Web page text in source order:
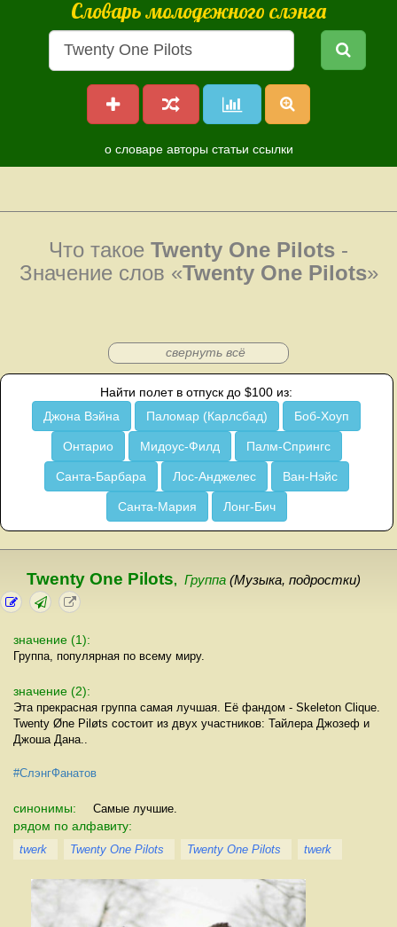
Словарь молодежного слэнга
о словаре авторы статьи ссылки
Что такое Twenty One Pilots -
Значение слов «Twenty One Pilots»
свернуть всё
Найти полет в отпуск до $100 из:
Джона Вэйна
Паломар (Карлсбад) Боб-Хоуп
Онтарио Мидоус-Филд Палм-Спрингс
Санта-Барбара Лос-Анджелес Ван-Нэйс
Санта-Мария Лонг-Бич
Twenty One Pilots, Группа (Музыка, подростки)
значение (1):
Группа, популярная по всему миру.
значение (2):
Эта прекрасная группа самая лучшая. Её фандом - Skeleton Clique.
Twenty Øne Piløts состоит из двух участников: Тайлера Джозеф и
Джоша Дана..
#СлэнгФанатов
синонимы: Самые лучшие.
рядом по алфавиту:
twerk Twenty One Pilots Twenty One Pilots twerk